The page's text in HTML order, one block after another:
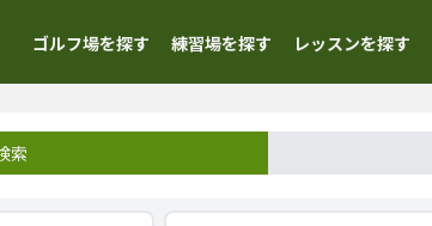
ゴルフ場を探す 練習場を探す レッスンを探す
索